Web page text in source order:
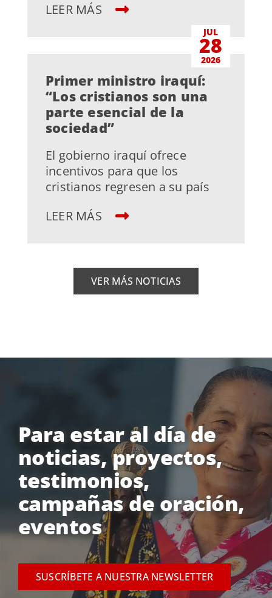
LEER MÁS
JUL
28
2026
Primer ministro iraquí:
“Los cristianos son una
parte esencial de la
sociedad”
El gobierno iraquí ofrece
incentivos para que los
cristianos regresen a su país
LEER MÁS
VER MÁS NOTICIAS
Para estar al día de
noticias, proyectos,
testimonios,
campañas de oración,
eventos
SUSCRÍBETE A NUESTRA NEWSLETTER